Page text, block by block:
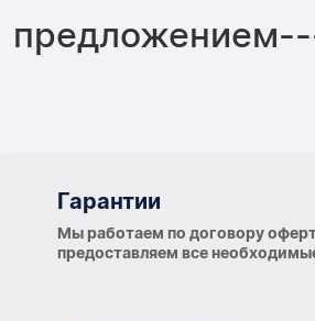
Гарантии
Мы работаем по договору
предоставляем все